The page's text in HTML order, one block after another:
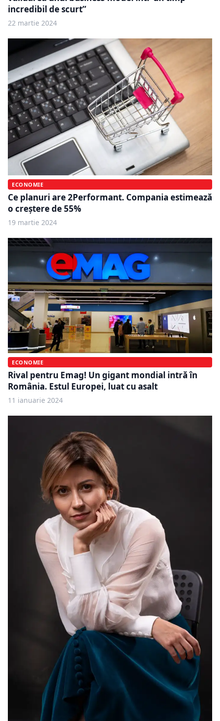
incredibil de scurt”
22 martie 2024
ECONOMIE
Ce planuri are 2Performant. Compania estimează
o creștere de 55%
19 martie 2024
ECONOMIE
Rival pentru Emag! Un gigant mondial intră în
România. Estul Europei, luat cu asalt
11 ianuarie 2024